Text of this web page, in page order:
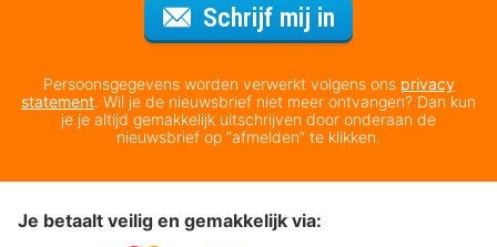
Schrijf mij in
Persoonsgegevens worden verwerkt volgens ons privacy
statement. Wil je de nieuwsbrief niet meer ontvangen? Dan kun
je je altijd gemakkelijk uitschrijven door onderaan de
nieuwsbrief op “afmelden” te klikken.
Je betaalt veilig en gemakkelijk via: